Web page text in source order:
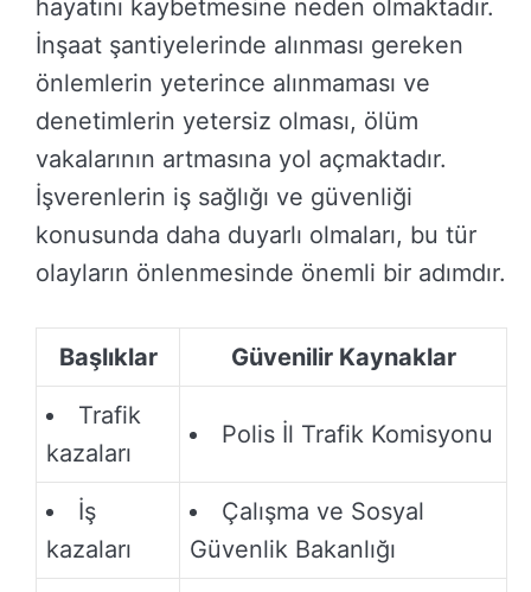
hayatını kaybetmesine neden olmaktadır.
İnşaat şantiyelerinde alınması gereken
önlemlerin yeterince alınmaması ve
denetimlerin yetersiz olması, ölüm
vakalarının artmasına yol açmaktadır.
İşverenlerin iş sağlığı ve güvenliği
konusunda daha duyarlı olmaları, bu tür
olayların önlenmesinde önemli bir adımdır.
Başlıklar Güvenilir Kaynaklar
Trafik
kazaları
Polis İl Trafik Komisyonu
İş
kazaları
Çalışma ve Sosyal
Güvenlik Bakanlığı